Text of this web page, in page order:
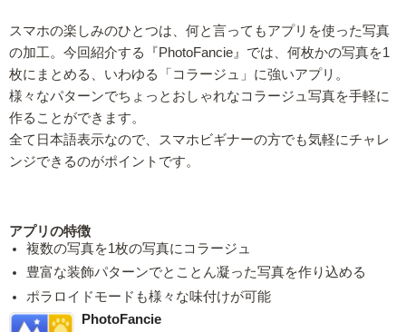
スマホの楽しみのひとつは、何と言ってもアプリを使った写真
の加工。今回紹介する『PhotoFancie』では、何枚かの写真を1
枚にまとめる、いわゆる「コラージュ」に強いアプリ。
様々なパターンでちょっとおしゃれなコラージュ写真を手軽に
作ることができます。
全て日本語表示なので、スマホビギナーの方でも気軽にチャレ
ンジできるのがポイントです。
アプリの特徴
複数の写真を1枚の写真にコラージュ
豊富な装飾パターンでとことん凝った写真を作り込める
ポラロイドモードも様々な味付けが可能
PhotoFancie